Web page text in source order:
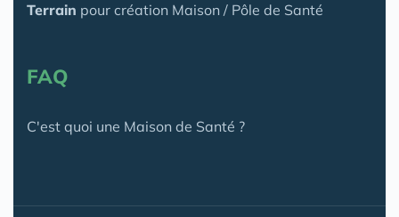
Terrain pour création Maison / Pôle de Santé
FAQ
C'est quoi une Maison de Santé ?